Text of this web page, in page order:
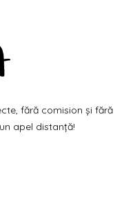
fără comision și fără
apel distanță!